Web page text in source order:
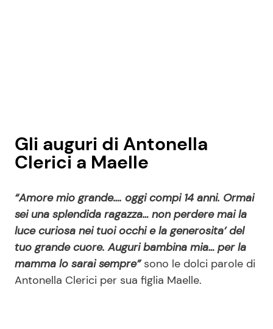
Gli auguri di Antonella
Clerici a Maelle
“Amore mio grande…. oggi compi 14 anni. Ormai
sei una splendida ragazza… non perdere mai la
luce curiosa nei tuoi occhi e la generosita’ del
tuo grande cuore. Auguri bambina mia… per la
mamma lo sarai sempre”sono le dolci parole di
Antonella Clerici per sua figlia Maelle.